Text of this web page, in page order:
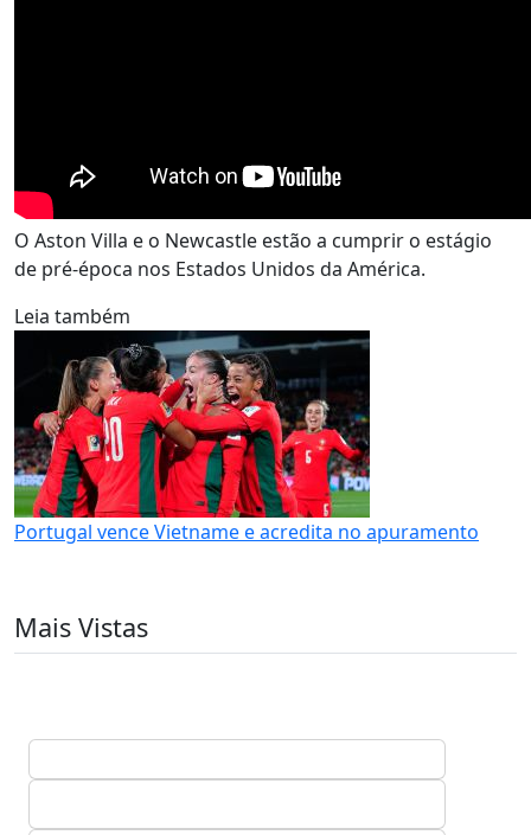
O Aston Villa e o Newcastle estão a cumprir o estágio
de pré-época nos Estados Unidos da América.
Leia também
Portugal vence Vietname e acredita no apuramento
Mais Vistas